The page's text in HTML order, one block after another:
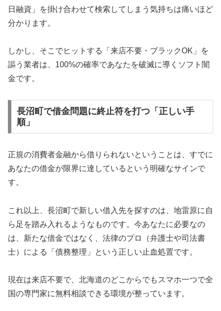
日融資」を掛け合わせて検索してしまう気持ちは痛いほど
分かります。
しかし、そこでヒットする「来店不要・ブラックOK」を
謳う業者は、100%の確率であなたを破滅に導くソフト闇
金です。
長沼町で借金問題に終止符を打つ「正しい手
順」
正規の消費者金融から借りられないということは、すでに
あなたの借金が限界に達しているという明確なサインで
す。
これ以上、長沼町で新しい借入先を探すのは、地雷原に自
ら足を踏み入れるようなものです。今あなたに必要なの
は、新たな借金ではなく、法律のプロ（弁護士や司法書
士）による「債務整理」という正しい止血処置です。
現在は来店不要で、北海道のどこからでもスマホ一つで全
国の専門家に無料相談できる環境が整っています。